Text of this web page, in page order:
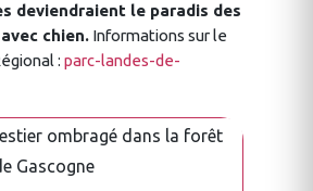
deviendraient le paradis des
chien. Informations sur le
: parc-landes-de-